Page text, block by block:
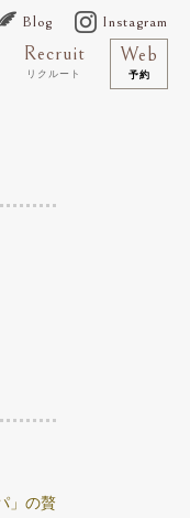
Blog Instagram
Recruit
リクルート
Web
予約
」の贅